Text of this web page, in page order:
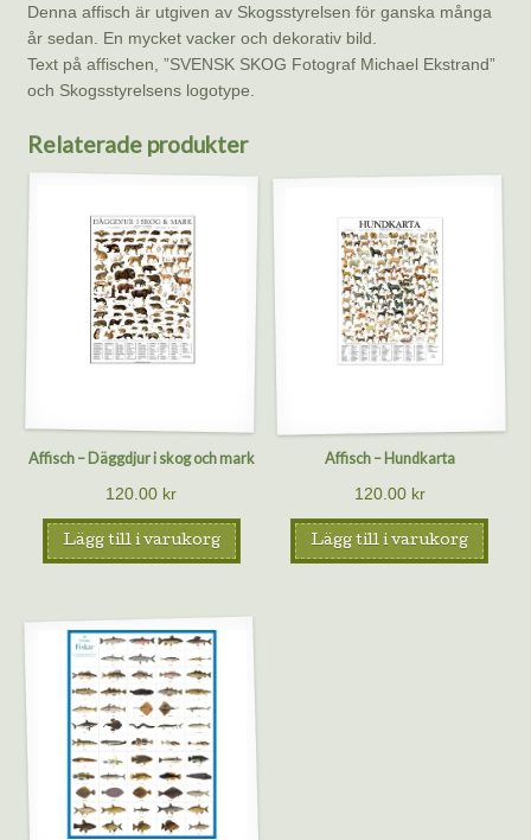
Denna affisch är utgiven av Skogsstyrelsen för ganska många
år sedan. En mycket vacker och dekorativ bild.
Text på affischen, ”SVENSK SKOG Fotograf Michael Ekstrand”
och Skogsstyrelsens logotype.
Relaterade produkter
Affisch – Däggdjur i skog och mark
120.00 kr
Lägg till i varukorg
Affisch – Hundkarta
120.00 kr
Lägg till i varukorg